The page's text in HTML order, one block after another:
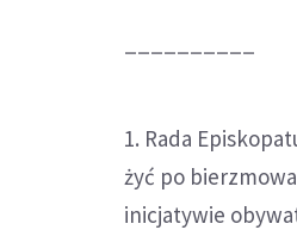
1. Rada
żyć po
inicjatywie